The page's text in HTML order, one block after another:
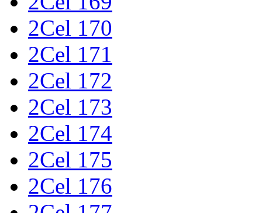
2Cel 170
2Cel 171
2Cel 172
2Cel 173
2Cel 174
2Cel 175
2Cel 176